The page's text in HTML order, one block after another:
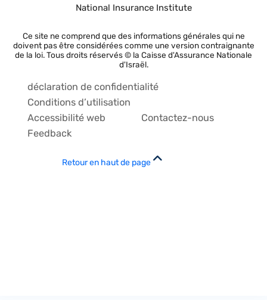
National Insurance Institute
Ce site ne comprend que des informations générales qui ne
doivent pas être considérées comme une version contraignante
de la loi. Tous droits réservés © la Caisse d'Assurance Nationale
d'Israël.
déclaration de confidentialité
Conditions d’utilisation
Accessibilité web
Contactez-nous
Feedback
Retour en haut de page